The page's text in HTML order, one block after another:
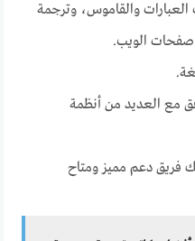
والقاموس، وترجمة
صفحات الويب.
مع العديد من أنظمة
فريق دعم مميز ومتاح